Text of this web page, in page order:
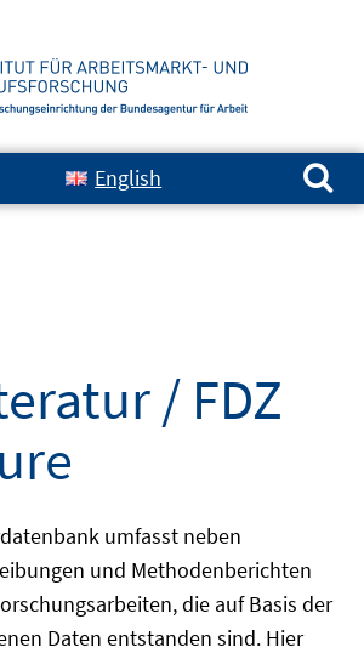
English
Suchen nach:
/ FDZ
umfasst neben
und Methodenberichten
die auf Basis der
Daten entstanden sind. Hier